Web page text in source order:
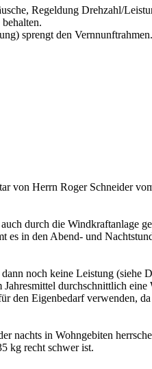
Regeldung Drehzahl/
sprengt den Vernnunftrahmen.
von Herrn Roger Schneider
durch die Windkraftanlage
es in den Abend- und
noch keine Leistung (siehe
durchschnittlich
den Eigenbedarf verwenden,
nachts in Wohngebiten
kg recht schwer ist.